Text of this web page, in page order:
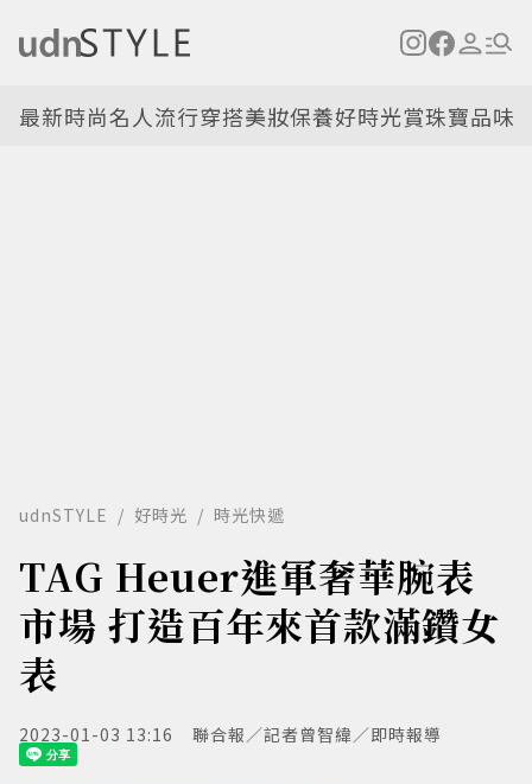
最新時尚名人流行穿搭美妝保養好時光賞珠寶品味
udnSTYLE 好時光 時光快遞
TAG Heuer進軍奢華腕表
市場 打造百年來首款滿鑽女
表
2023-01-03 13:16 聯合報／記者曾智緯／即時報導